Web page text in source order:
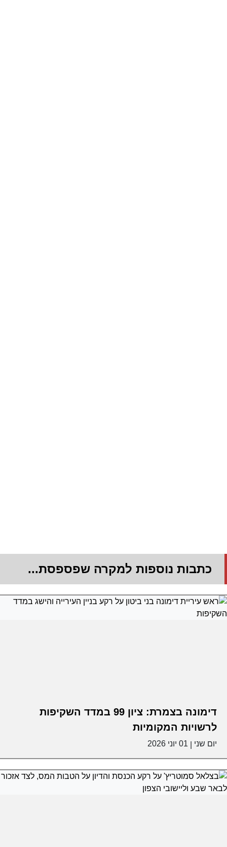
כתבות נוספות למקרה שפספסת...
דימונה בצמרת: ציון 99 במדד השקיפות
לרשויות המקומיות
יום שני 01 יוני 2026